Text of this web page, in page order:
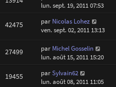
lun. sept. 19, 2011 07:53
42475 par Nicolas Lohez
ven. sept. 02, 2011 13:13
27499 par Michel Gosselin
lun. août 15, 2011 15:20
19455 parSylvain62
lun. août 08, 2011 11:05